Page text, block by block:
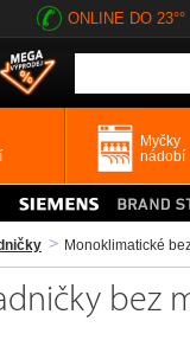
ONLINE DO 23°°
Myčky
nádobí
Monoklimatické
bez